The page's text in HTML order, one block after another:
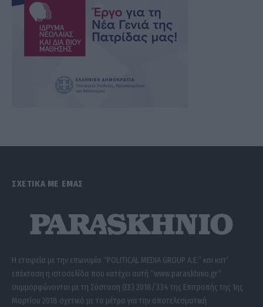
ΣΧΕΤΙΚΑ ΜΕ ΕΜΑΣ
Η εταιρεία με την επωνυμία “POLITICAL MEDIA GROUP A.E.” και κατ’
επέκταση η ιστοσελίδα που κατέχει αυτή “www.paraskhnio.gr”
συμμορφώνονται με τη Σύσταση (ΕΕ) 2018/334 της Επιτροπής της 1ης
Μαρτίου 2018 σχετικά με τα μέτρα για την αποτελεσματική